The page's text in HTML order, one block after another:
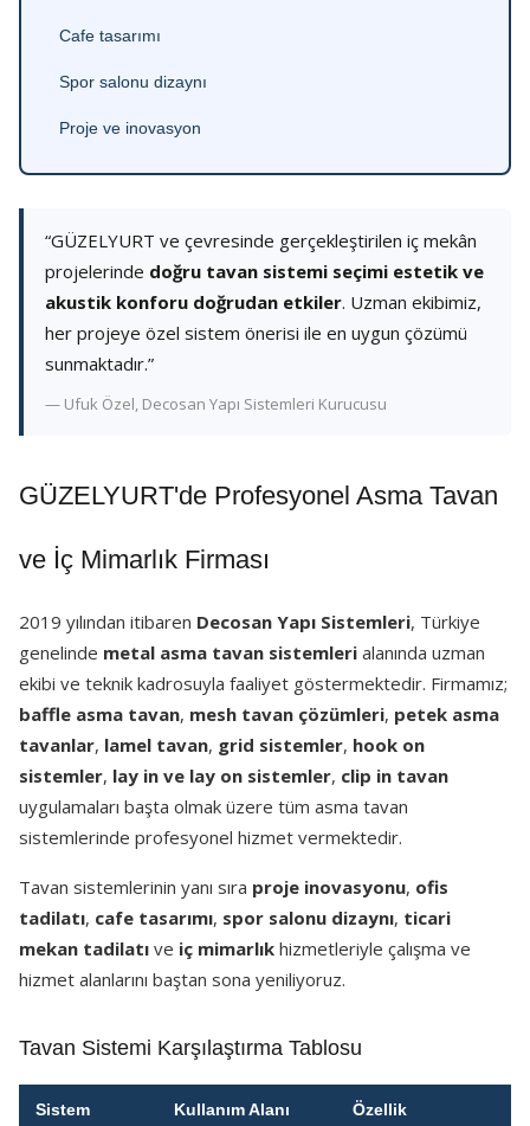
Cafe tasarımı
Spor salonu dizaynı
Proje ve inovasyon
“GÜZELYURT ve çevresinde gerçekleştirilen iç mekân
projelerinde doğru tavan sistemi seçimi estetik ve
akustik konforu doğrudan etkiler. Uzman ekibimiz,
her projeye özel sistem önerisi ile en uygun çözümü
sunmaktadır.”
— Ufuk Özel, Decosan Yapı Sistemleri Kurucusu
GÜZELYURT'de Profesyonel Asma Tavan
ve İç Mimarlık Firması
2019 yılından itibaren Decosan Yapı Sistemleri, Türkiye
genelinde metal asma tavan sistemleri alanında uzman
ekibi ve teknik kadrosuyla faaliyet göstermektedir. Firmamız;
baffle asma tavan, mesh tavan çözümleri, petek asma
tavanlar, lamel tavan, grid sistemler, hook on
sistemler, lay in ve lay on sistemler, clip in tavan
uygulamaları başta olmak üzere tüm asma tavan
sistemlerinde profesyonel hizmet vermektedir.
Tavan sistemlerinin yanı sıra proje inovasyonu, ofis
tadilatı, cafe tasarımı, spor salonu dizaynı, ticari
mekan tadilatı ve iç mimarlık hizmetleriyle çalışma ve
hizmet alanlarını baştan sona yeniliyoruz.
Tavan Sistemi Karşılaştırma Tablosu
Sistem Kullanım Alanı Özellik